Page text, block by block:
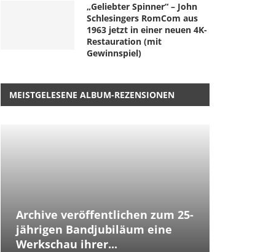
„Geliebter Spinner“ – John
Schlesingers RomCom aus
1963 jetzt in einer neuen 4K-
Restauration (mit
Gewinnspiel)
MEISTGELESENE ALBUM-REZENSIONEN
Archive veröffentlichen zum 25-
jährigen Bandjubiläum eine
Werkschau ihrer...